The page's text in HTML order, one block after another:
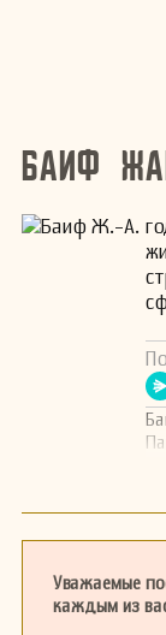
Баиф
Уважаемые
каждым из